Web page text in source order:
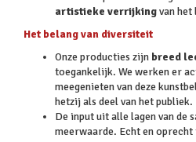
artistieke verrijkingvan het
Het belang van diversiteit
Onze producties zijn breed
toegankelijk. We werken er
meegenieten van deze
hetzij als deel van het publiek.
De input uit alle lagen van de
meerwaarde. Echt en